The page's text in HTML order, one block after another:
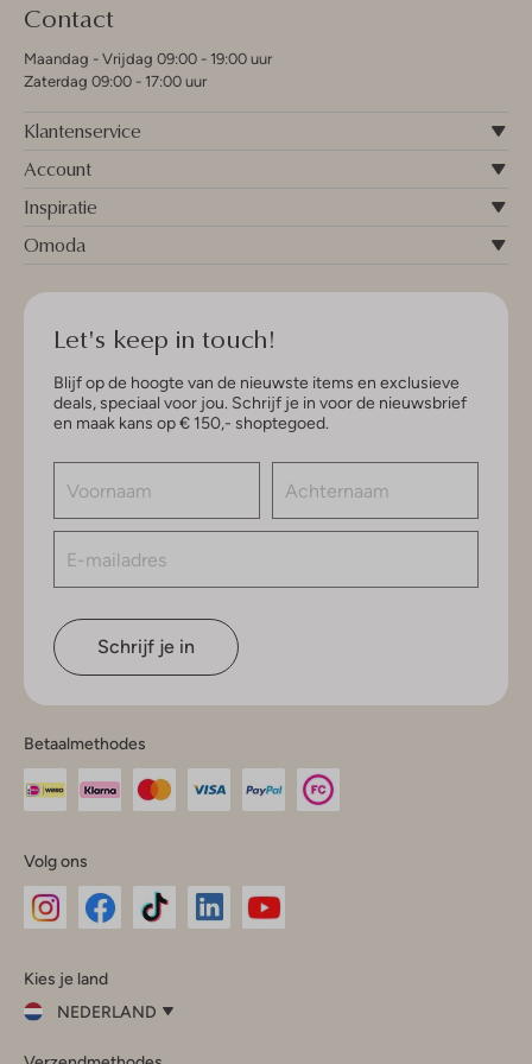
Contact
Maandag - Vrijdag 09:00 - 19:00 uur
Zaterdag 09:00 - 17:00 uur
Klantenservice
Account
Inspiratie
Omoda
Let's keep in touch!
Blijf op de hoogte van de nieuwste items en exclusieve
deals, speciaal voor jou. Schrijf je in voor de nieuwsbrief
en maak kans op € 150,- shoptegoed.
Schrijf je in
Betaalmethodes
Volg ons
InstagramFacebook
Kies je land
NEDERLAND